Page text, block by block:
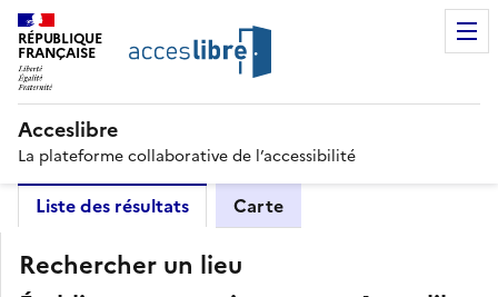
RÉPUBLIQUE
FRANÇAISE
Acceslibre
La plateforme collaborative de l’accessibilité
Liste des résultats Carte
Rechercher un lieu